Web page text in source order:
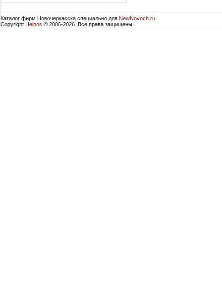
Каталог фирм Новочеркасска специально для NewNovoch.ru
Copyright Helpos © 2006-2026. Все права защищены